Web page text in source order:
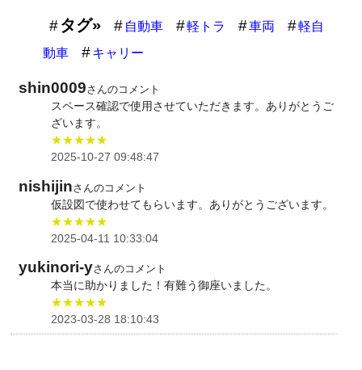
タグ» 自動車 軽トラ 車両
軽自
動車
キャリー
shin0009さんのコメント
スペース確認で使用させていただきます。ありがとうご
ざいます。
★★★★★
2025-10-27 09:48:47
nishijinさんのコメント
仮設図で使わせてもらいます。ありがとうございます。
★★★★★
2025-04-11 10:33:04
yukinori-yさんのコメント
本当に助かりました！有難う御座いました。
★★★★★
2023-03-28 18:10:43